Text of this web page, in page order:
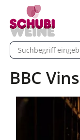
eingeben
BBC